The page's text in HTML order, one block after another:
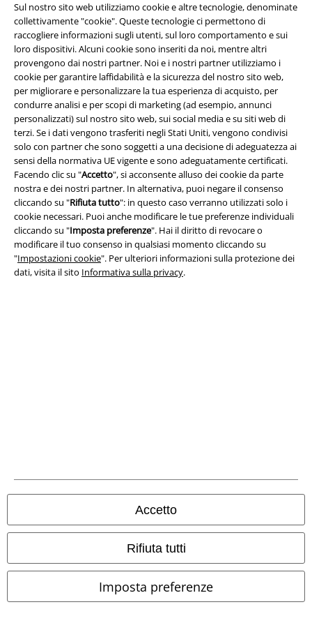
Sul nostro sito web utilizziamo cookie e altre tecnologie, denominate
collettivamente "cookie". Queste tecnologie ci permettono di
raccogliere informazioni sugli utenti, sul loro comportamento e sui
loro dispositivi. Alcuni cookie sono inseriti da noi, mentre altri
provengono dai nostri partner. Noi e i nostri partner utilizziamo i
cookie per garantire laffidabilità e la sicurezza del nostro sito web,
per migliorare e personalizzare la tua esperienza di acquisto, per
condurre analisi e per scopi di marketing (ad esempio, annunci
personalizzati) sul nostro sito web, sui social media e su siti web di
terzi. Se i dati vengono trasferiti negli Stati Uniti, vengono condivisi
solo con partner che sono soggetti a una decisione di adeguatezza ai
sensi della normativa UE vigente e sono adeguatamente certificati.
Facendo clic su "Accetto", si acconsente alluso dei cookie da parte
nostra e dei nostri partner. In alternativa, puoi negare il consenso
cliccando su "Rifiuta tutto": in questo caso verranno utilizzati solo i
cookie necessari. Puoi anche modificare le tue preferenze individuali
cliccando su "Imposta preferenze". Hai il diritto di revocare o
modificare il tuo consenso in qualsiasi momento cliccando su
"Impostazioni cookie". Per ulteriori informazioni sulla protezione dei
dati, visita il sito Informativa sulla privacy.
Accetto
Rifiuta tutti
Imposta preferenze
Seguici online!
App EMP
Scarica la nuova app di EMP!